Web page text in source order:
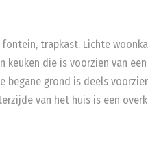
trapkast. Lichte
keuken die is voorzien van
begane grond is deels
van het huis is een